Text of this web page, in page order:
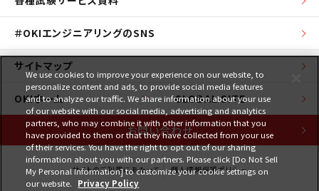
＃OKIエンジニアリングのSNS
サイトマップ
OKIホーム GLOBAL SITE
お問い合わせ
サイトのご利用にあたって 個人情報保護ポリシー
We use cookies to improve your experience on our website, to
personalize content and ads, to provide social media features
and to analyze our traffic. We share information about your use
of our website with our social media, advertising and analytics
partners, who may combine it with other information that you
have provided to them or that they have collected from your use
of their services. You have the right to opt out of our sharing
information about you with our partners. Please click [Do Not Sell
My Personal Information] to customize your cookie settings on
our website.
Privacy Policy